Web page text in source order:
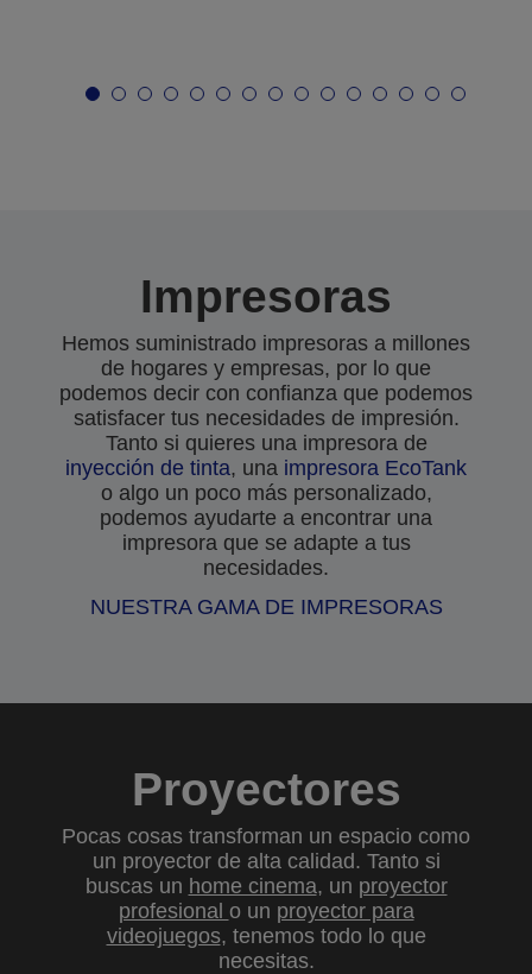
Impresoras
Hemos suministrado impresoras a millones
de hogares y empresas, por lo que
podemos decir con confianza que podemos
satisfacer tus necesidades de impresión.
Tanto si quieres una impresora de
inyección de tinta, una impresora EcoTank
o algo un poco más personalizado,
podemos ayudarte a encontrar una
impresora que se adapte a tus
necesidades.
NUESTRA GAMA DE IMPRESORAS
Proyectores
Pocas cosas transforman un espacio como
un proyector de alta calidad. Tanto si
buscas un home cinema, un proyector
profesional o un proyector para
videojuegos, tenemos todo lo que
necesitas.